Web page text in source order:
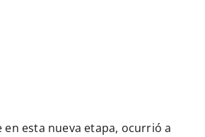
esta nueva etapa, ocurrió a